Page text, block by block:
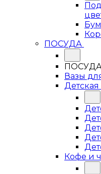
ПОСУДА
Вазы
Детская
Кофе и